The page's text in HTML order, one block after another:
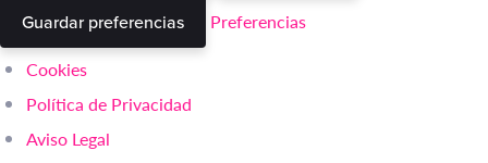
Guardar preferencias
Preferencias
Cookies
Política de Privacidad
Aviso Legal